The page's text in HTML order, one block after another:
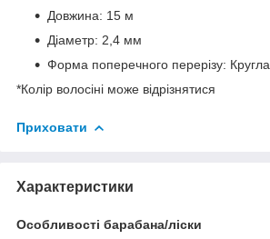
Довжина: 15 м
Діаметр: 2,4 мм
Форма поперечного перерізу: Кругла
*Колір волосіні може відрізнятися
Приховати
Характеристики
Особливості барабана/ліски